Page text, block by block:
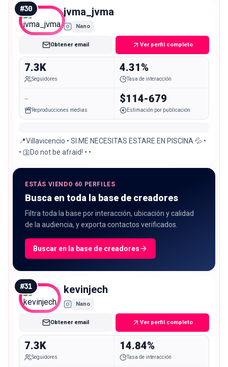
#30 jvma_jvma
Nano
Obtener email Ver perfil completo
7.3K
Seguidores
4.31%
Tasa de interacción
-
Reproducciones medias
$114-679
Estimación por publicación
📍Villavicencio • SI ME NECESITAS ESTARE EN PISCINA 💦 •
• 🛐Do not be afraid! • •
ESTÁS VIENDO 60 PERFILES
Busca en toda la base de creadores
Filtra toda la base por interacción, ubicación y calidad
de la audiencia, y exporta contactos verificados.
Buscar en la base de creadores
#31 kevinjech
Nano
Obtener email Ver perfil completo
7.3K
Seguidores
14.84%
Tasa de interacción